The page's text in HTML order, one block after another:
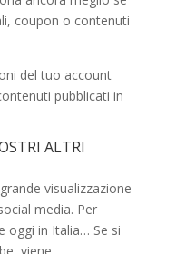
coupon o contenuti
del tuo account
pubblicati in
ALTRI
visualizzazione
media. Per
oggi in Italia… Se si